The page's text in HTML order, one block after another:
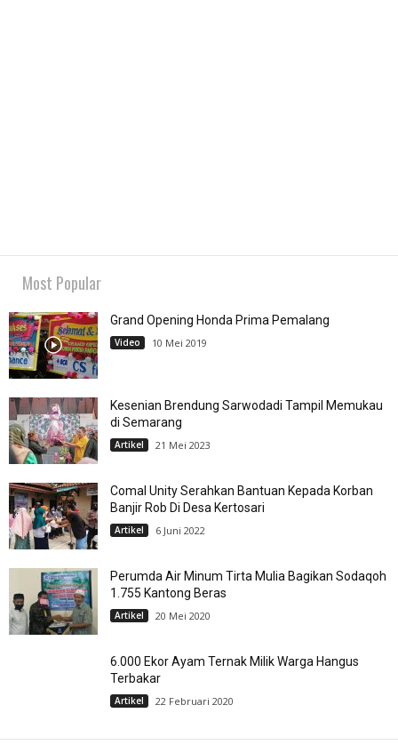
Most Popular
Grand Opening Honda Prima Pemalang
Video 10 Mei 2019
Kesenian Brendung Sarwodadi Tampil Memukau
di Semarang
Artikel 21 Mei 2023
Comal Unity Serahkan Bantuan Kepada Korban
Banjir Rob Di Desa Kertosari
Artikel 6 Juni 2022
Perumda Air Minum Tirta Mulia Bagikan Sodaqoh
1.755 Kantong Beras
Artikel 20 Mei 2020
6.000 Ekor Ayam Ternak Milik Warga Hangus
Terbakar
Artikel 22 Februari 2020